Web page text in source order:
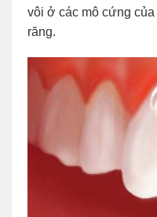
vôi ở các mô cứng
răng.